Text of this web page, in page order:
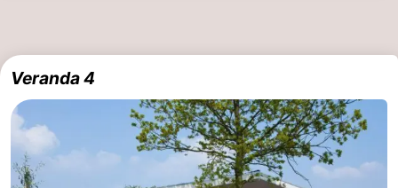
Veranda 4